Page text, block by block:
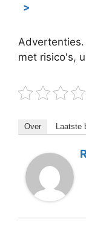
>
met risico's,
Over Laatste